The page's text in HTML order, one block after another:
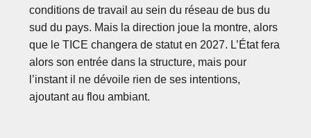
conditions de travail au sein du réseau de bus du
sud du pays. Mais la direction joue la montre, alors
que le TICE changera de statut en 2027. L’État fera
alors son entrée dans la structure, mais pour
l’instant il ne dévoile rien de ses intentions,
ajoutant au flou ambiant.